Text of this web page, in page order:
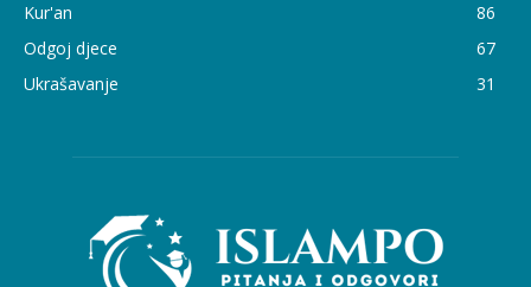
Kur'an
86
Odgoj djece
67
Ukrašavanje
31